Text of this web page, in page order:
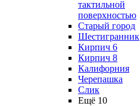
тактильной
поверхностью
Старый город
Шестигранник
Кирпич 6
Кирпич 8
Калифорния
Черепашка
Слик
Ещё 10